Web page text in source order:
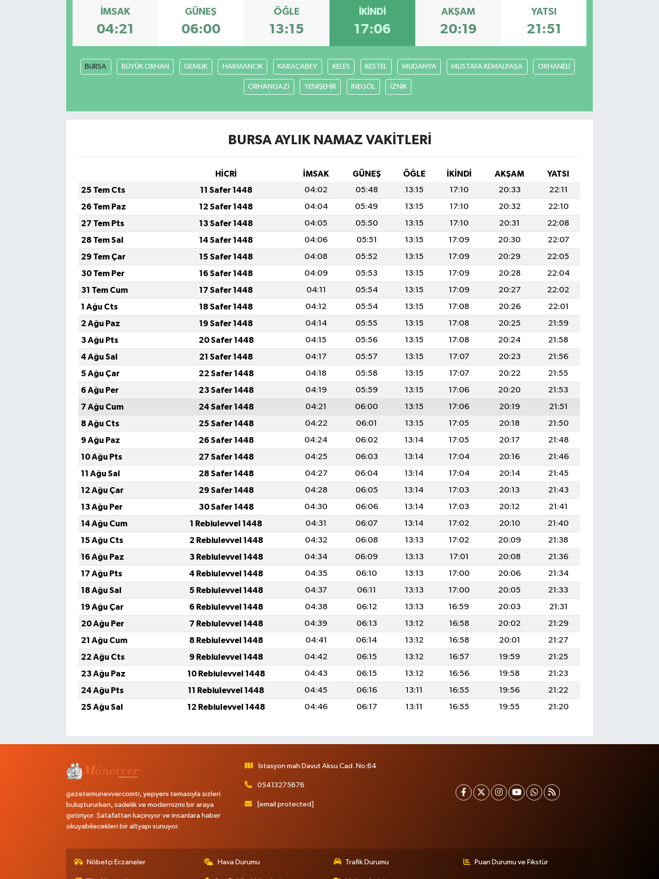
İMSAK
04:21
GÜNEŞ
06:00
ÖĞLE
13:15
İKINDI
17:06
AKŞAM
20:19
YATSI
21:51
BURSA BÜYÜK ORHAN GEMLİK HARMANCIK KARACABEY KELES KESTEL MUDANYA MUSTAFA KEMALPAŞA ORHANELİ
ORHANGAZİ YENİŞEHİR İNEGÖL İZNİK
BURSA AYLIK NAMAZ VAKITLERI
HİCRİ İMSAK GÜNEŞ ÖĞLE İKINDI AKŞAM
YATSI
25 Tem Cts
11 Safer 1448 04:02 05:48 13:15 17:10 20:33
22:11
26 Tem Paz
12 Safer 1448 04:04 05:49 13:15 17:10 20:32
22:10
27 Tem Pts
13 Safer 1448 04:05 05:50 13:15 17:10 20:31
22:08
28 Tem Sal
14 Safer 1448 04:06 05:51 13:15 17:09 20:30
22:07
29 Tem Çar
15 Safer 1448 04:08 05:52 13:15 17:09 20:29
22:05
30 Tem Per
16 Safer 1448 04:09 05:53 13:15 17:09 20:28
22:04
31 Tem Cum
17 Safer 1448 04:11 05:54 13:15 17:09 20:27
22:02
1 Ağu Cts
18 Safer 1448 04:12 05:54 13:15 17:08 20:26
22:01
2 Ağu Paz
19 Safer 1448 04:14 05:55 13:15 17:08 20:25
21:59
3 Ağu Pts
20 Safer 1448 04:15 05:56 13:15 17:08 20:24
21:58
4 Ağu Sal
21 Safer 1448 04:17 05:57 13:15 17:07 20:23
21:56
5 Ağu Çar
22 Safer 1448 04:18 05:58 13:15 17:07 20:22
21:55
6 Ağu Per
23 Safer 1448 04:19 05:59 13:15 17:06 20:20
21:53
7 Ağu Cum
24 Safer 1448 04:21 06:00 13:15 17:06 20:19
21:51
8 Ağu Cts
25 Safer 1448 04:22 06:01 13:15 17:05 20:18
21:50
9 Ağu Paz
26 Safer 1448 04:24 06:02 13:14 17:05 20:17
21:48
10 Ağu Pts
27 Safer 1448 04:25 06:03 13:14 17:04 20:16
21:46
11 Ağu Sal
28 Safer 1448 04:27 06:04 13:14 17:04 20:14
21:45
12 Ağu Çar
29 Safer 1448 04:28 06:05 13:14 17:03 20:13
21:43
13 Ağu Per
30 Safer 1448 04:30 06:06 13:14 17:03 20:12
21:41
14 Ağu Cum
1 Rebiulevvel 1448 04:31 06:07 13:14 17:02 20:10
21:40
15 Ağu Cts
2 Rebiulevvel 1448 04:32 06:08 13:13 17:02 20:09
21:38
16 Ağu Paz
3 Rebiulevvel 1448 04:34 06:09 13:13 17:01 20:08
21:36
17 Ağu Pts
4 Rebiulevvel 1448 04:35 06:10 13:13 17:00 20:06
21:34
18 Ağu Sal
5 Rebiulevvel 1448 04:37 06:11 13:13 17:00 20:05
21:33
19 Ağu Çar
6 Rebiulevvel 1448 04:38 06:12 13:13 16:59 20:03
21:31
20 Ağu Per
7 Rebiulevvel 1448 04:39 06:13 13:12 16:58 20:02
21:29
21 Ağu Cum
8 Rebiulevvel 1448 04:41 06:14 13:12 16:58 20:01
21:27
22 Ağu Cts
9 Rebiulevvel 1448 04:42 06:15 13:12 16:57 19:59
21:25
23 Ağu Paz
10 Rebiulevvel 1448 04:43 06:15 13:12 16:56 19:58
21:23
24 Ağu Pts
11 Rebiulevvel 1448 04:45 06:16 13:11 16:55 19:56
21:22
25 Ağu Sal
12 Rebiulevvel 1448 04:46 06:17 13:11 16:55 19:55 21:20
gazetemunevvercomtr, yepyeni temasıyla sizleri
buluştururken, sadelik ve modernizmi bir araya
getiriyor. Şatafattan kaçınıyor ve insanlara haber
okuyabilecekleri bir altyapı sunuyor.
İstasyon mah Davut Aksu Cad. No:64
05413275676
[email protected]
Nöbetçi Eczaneler Hava Durumu Trafik Durumu Puan Durumu ve Fikstür